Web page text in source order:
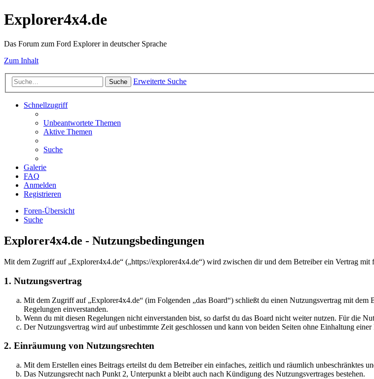
Explorer4x4.de
Das Forum zum Ford Explorer in deutscher Sprache
Zum Inhalt
Suche Erweiterte Suche
Schnellzugriff
Unbeantwortete Themen
Aktive Themen
Suche
Galerie
FAQ
Anmelden
Registrieren
Foren-Übersicht
Suche
Explorer4x4.de - Nutzungsbedingungen
Mit dem Zugriff auf „Explorer4x4.de“ („https://explorer4x4.de“) wird zwischen dir und dem Betreiber ein Vertrag mit
1. Nutzungsvertrag
Mit dem Zugriff auf „Explorer4x4.de“ (im Folgenden „das Board“) schließt du einen Nutzungsvertrag mit
Regelungen einverstanden.
Wenn du mit diesen Regelungen nicht einverstanden bist, so darfst du das Board nicht weiter nutzen. Für die
Der Nutzungsvertrag wird auf unbestimmte Zeit geschlossen und kann von beiden Seiten ohne Einhaltung
2. Einräumung von Nutzungsrechten
Mit dem Erstellen eines Beitrags erteilst du dem Betreiber ein einfaches, zeitlich und räumlich unbeschränktes
Das Nutzungsrecht nach Punkt 2, Unterpunkt a bleibt auch nach Kündigung des Nutzungsvertrages bestehen.